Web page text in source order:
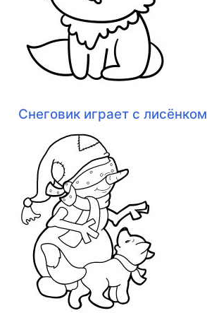
Снеговик играет с лисёнком